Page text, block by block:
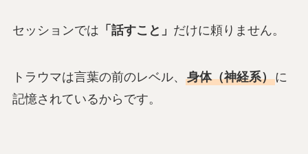
セッションでは 「話すこと」 だけに頼りません。
トラウマは言葉の前のレベル、 身体（神経系）に
記憶されているからです。